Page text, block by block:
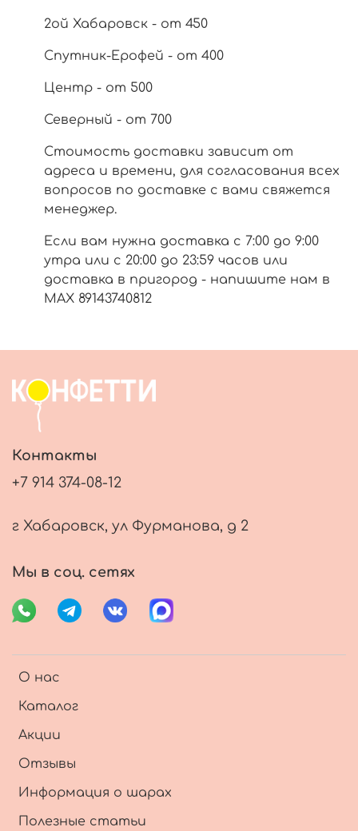
2ой Хабаровск - от 450
Спутник-Ерофей - от 400
Центр - от 500
Северный - от 700
Стоимость доставки зависит от
адреса и времени, для согласования всех
вопросов по доставке с вами свяжется
менеджер.
Если вам нужна доставка с 7:00 до 9:00
утра или с 20:00 до 23:59 часов или
доставка в пригород - напишите нам в
МАХ 89143740812
О нас
Каталог
Акции
Отзывы
Информация о шарах
Полезные статьи
Контакты
+7 914 374-08-12
г Хабаровск, ул Фурманова, д 2
Мы в соц. сетях